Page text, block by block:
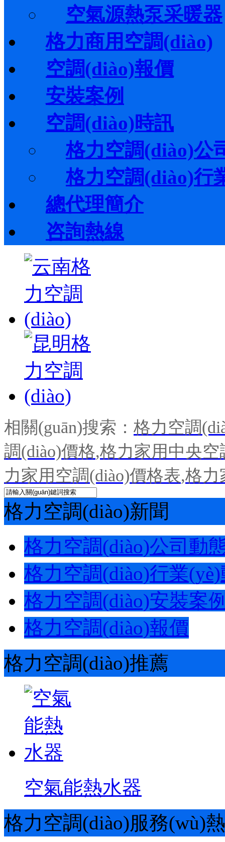
空氣源熱泵采暖器
格力商用空調(diào)
空調(diào)報價
安裝案例
空調(diào)時訊
格力空調(diào)公
格力空調(diào)行
總代理簡介
咨詢熱線
相關(guān)搜索： 格力空調
調(diào)價格,格力家用中央空
力家用空調(diào)價格表,格力
格力空調(diào)新聞
格力空調(diào)公司動
格力空調(diào)行業
格力空調(diào)安裝案
格力空調(diào)報價
格力空調(diào)推薦
空氣能熱水器
格力空調(diào)服務(wù)